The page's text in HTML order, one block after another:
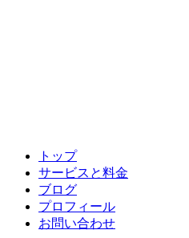
トップ
サービスと料金
ブログ
プロフィール
お問い合わせ